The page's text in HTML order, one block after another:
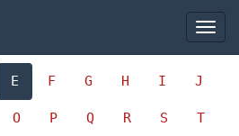
E F G H I J
O P Q R S T